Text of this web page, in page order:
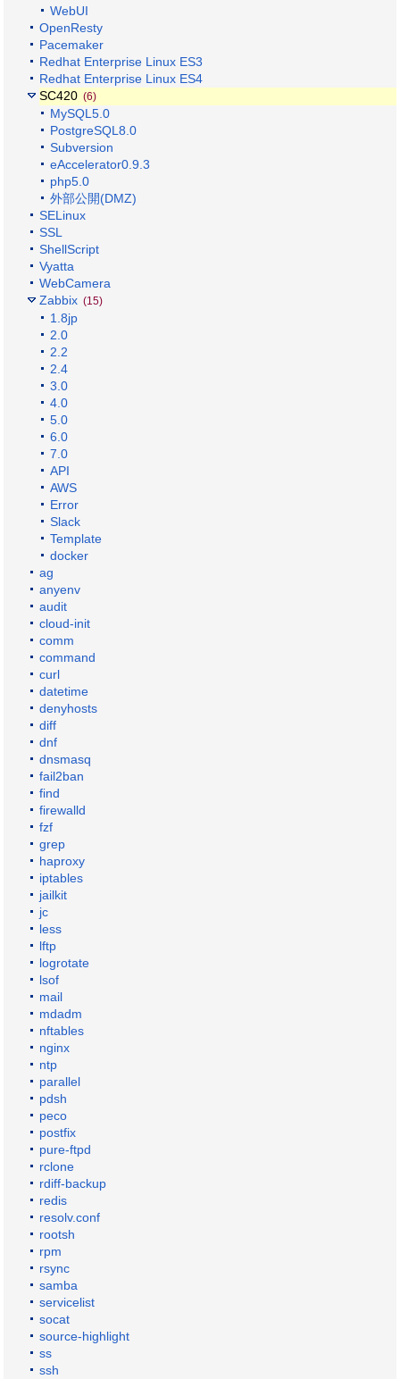
WebUI
OpenResty
Pacemaker
Redhat Enterprise Linux ES3
Redhat Enterprise Linux ES4
SC420 (6)
MySQL5.0
PostgreSQL8.0
Subversion
eAccelerator0.9.3
php5.0
外部公開(DMZ)
SELinux
SSL
ShellScript
Vyatta
WebCamera
Zabbix (15)
1.8jp
2.0
2.2
2.4
3.0
4.0
5.0
6.0
7.0
API
AWS
Error
Slack
Template
docker
ag
anyenv
audit
cloud-init
comm
command
curl
datetime
denyhosts
diff
dnf
dnsmasq
fail2ban
find
firewalld
fzf
grep
haproxy
iptables
jailkit
jc
less
lftp
logrotate
lsof
mail
mdadm
nftables
nginx
ntp
parallel
pdsh
peco
postfix
pure-ftpd
rclone
rdiff-backup
redis
resolv.conf
rootsh
rpm
rsync
samba
servicelist
socat
source-highlight
ss
ssh